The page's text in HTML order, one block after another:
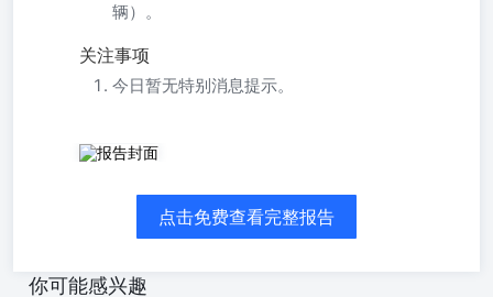
辆）。
关注事项
今日暂无特别消息提示。
免责声明 本报告中的信息均来源于公开可获得资料，瑞达
完整性不做任何保证，据此投资，责任自负。本报告不构成
个人投资建议，客户应考虑本报告中的任何意见或建议是否
引用、刊发，需注明出处为瑞达期货股份有限公司研究院，
点击免费查看完整报告
你可能感兴趣